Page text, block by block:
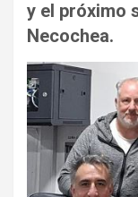
y el próximo
Necochea.